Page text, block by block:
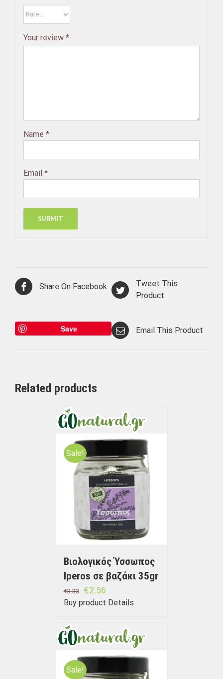
Your review *
Name *
Email *
Share On Facebook
Tweet This
Product
Save Email This Product
Related products
Sale!
Βιολογικός Ύσσωπος
Iperos σε βαζάκι 35gr
€3.33 €2.56
Buy product Details
Sale!